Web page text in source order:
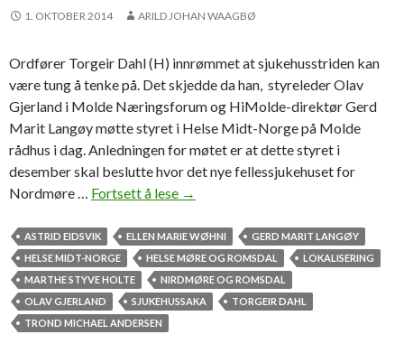
1. OKTOBER 2014 ARILD JOHAN WAAGBØ
Ordfører Torgeir Dahl (H) innrømmet at sjukehusstriden kan
være tung å tenke på. Det skjedde da han, styreleder Olav
Gjerland i Molde Næringsforum og HiMolde-direktør Gerd
Marit Langøy møtte styret i Helse Midt-Norge på Molde
rådhus i dag. Anledningen for møtet er at dette styret i
desember skal beslutte hvor det nye fellessjukehuset for
Nordmøre … Fortsett å lese –
e
r
r
e
→
ASTRID EIDSVIK ELLEN MARIE WØHNI
GERD MARIT LANGØY
HELSE MIDT-NORGE
HELSE MØRE OG ROMSDAL
LOKALISERING
MARTHE STYVE HOLTE
NIRDMØRE OG ROMSDAL
OLAV GJERLAND
SJUKEHUSSAKA
TORGEIR DAHL
TROND MICHAEL ANDERSEN